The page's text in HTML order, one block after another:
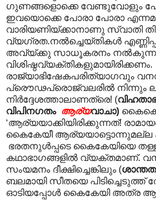
ഗുണങ്ങളൊക്കെ വേണ്ടുവോളും
ഇവയൊക്കെ പോരാ പോരാ
വാരിയണിയ്ക്കാനാണു സ്വാതി
വ്യഗ്രത.നല്‍ച്ചെയ്തികള്‍
അവ്യ്ക്കു സാധൂകരനം
വിശിഷ്ഠവ്യക്തികളുമായിരിക്കണം.
രാജ്യാഭിഷേകപരിത്യാഗവും
പ്രൌഢപ്രൊജ്വലരില്‍ നിന്നും
നിര്‍ദ്ദേശത്താലാണത്രെ! (
വിപിനഗതം ആര്യവാചാ)
‘ആര്യയാക്കിയിരിക്കുന്നത്!
കൈകേയീ ആര്യയാട്ടൊന്നുമല്ല
ഭരതനുൾപ്പടെ കൈകേയിയെ
കഥാഭാഗങ്ങളിൽ വ്യക്തമാണ്.
സംയമനം ദീക്ഷിച്ചെങ്കിലും (
ബലമായി സീതയെ പിടിച്ചെടുത്ത്
ഓടിയപ്പോള്‍ കൈകേയി അത്ര